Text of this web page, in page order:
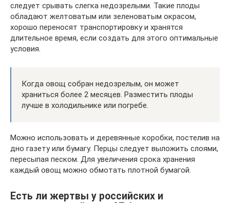
следует срывать слегка недозрелыми. Такие плоды
обладают желтоватым или зеленоватым окрасом,
хорошо переносят транспортировку и хранятся
длительное время, если создать для этого оптимальные
условия.
Когда овощ собран недозрелым, он может
храниться более 2 месяцев. Разместить плоды
лучше в холодильнике или погребе.
Можно использовать и деревянные коробки, постелив на
дно газету или бумагу. Перцы следует выложить слоями,
пересыпая песком. Для увеличения срока хранения
каждый овощ можно обмотать плотной бумагой.
Есть ли жертвы у российских и